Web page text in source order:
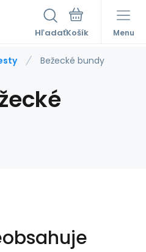
Hľadať Menu
Bežecké bundy